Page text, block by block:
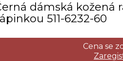
dámská kožená
511­-6232­-60
Cena se